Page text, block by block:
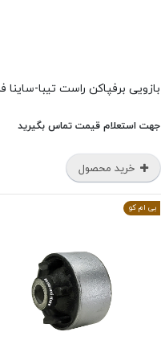
بازویی برفپاکن راست تیبا-ساینا
جهت استعلام قیمت تماس بگیرید
خرید محصول
بی ام کو